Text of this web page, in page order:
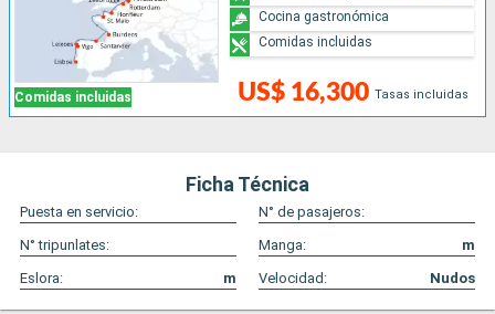
Comidas incluidas US$ 16,300 Tasas incluidas
Cocina gastronómica
Comidas incluidas
Ficha Técnica
Puesta en servicio:
N° de pasajeros:
N° tripunlates:
Manga:
m
Eslora:
m Velocidad: Nudos